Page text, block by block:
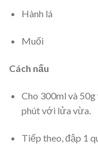
Hành lá
Muối
Cách nấu
Cho 300ml và 50g
phút với lửa vừa.
Tiếp theo, đập 1